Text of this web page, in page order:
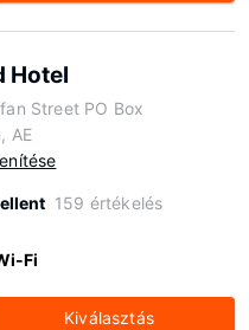
Hotel
Street PO Box
AE
159 értékelés
Fi
Kiválasztás